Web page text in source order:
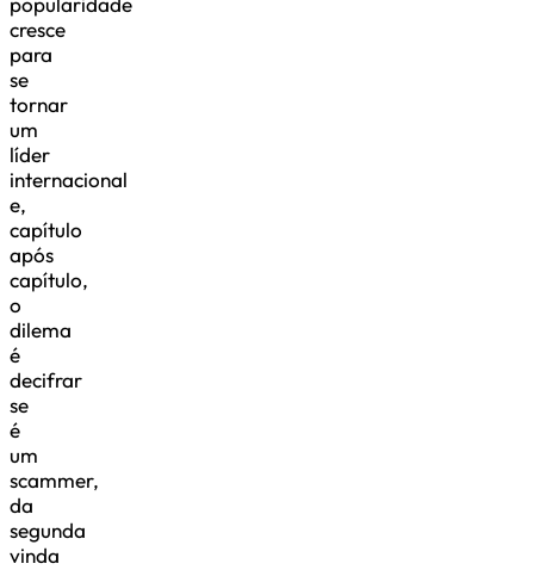
cresce
para
se
tornar
um
líder
internacional
e,
capítulo
após
capítulo,
o
dilema
é
decifrar
se
é
um
scammer,
da
segunda
vinda